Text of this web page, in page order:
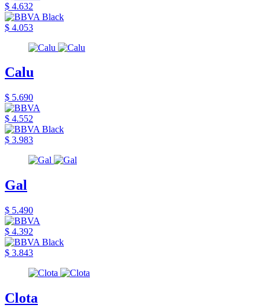
$ 4.632
$ 4.053
Calu
$ 5.690
$ 4.552
$ 3.983
Gal
$ 5.490
$ 4.392
$ 3.843
Clota